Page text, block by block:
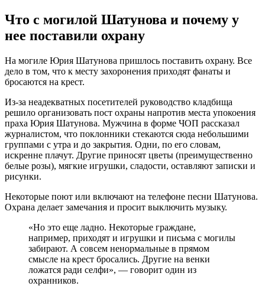
Что с могилой Шатунова и почему у
нее поставили охрану
На могиле Юрия Шатунова пришлось поставить охрану. Все
дело в том, что к месту захоронения приходят фанаты и
бросаются на крест.
Из-за неадекватных посетителей руководство кладбища
решило организовать пост охраны напротив места упокоения
праха Юрия Шатунова. Мужчина в форме ЧОП рассказал
журналистом, что поклонники стекаются сюда небольшими
группами с утра и до закрытия. Одни, по его словам,
искренне плачут. Другие приносят цветы (преимущественно
белые розы), мягкие игрушки, сладости, оставляют записки и
рисунки.
Некоторые поют или включают на телефоне песни Шатунова.
Охрана делает замечания и просит выключить музыку.
«Но это еще ладно. Некоторые граждане,
например, приходят и игрушки и письма с могилы
забирают. А совсем ненормальные в прямом
смысле на крест бросались. Другие на венки
ложатся ради селфи», — говорит один из
охранников.